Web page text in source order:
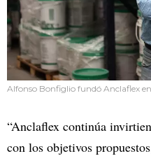
Alfonso Bonfiglio fundó Anclaflex
“Anclaflex continúa
con los objetivos